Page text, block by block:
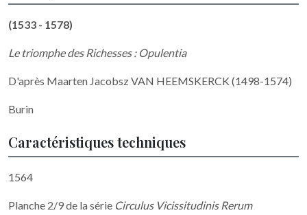
(1533 - 1578)
Le triomphe des Richesses : Opulentia
D'après Maarten Jacobsz VAN HEEMSKERCK (1498-1574)
Burin
Caractéristiques techniques
1564
Planche 2/9 de la série Circulus Vicissitudinis Rerum